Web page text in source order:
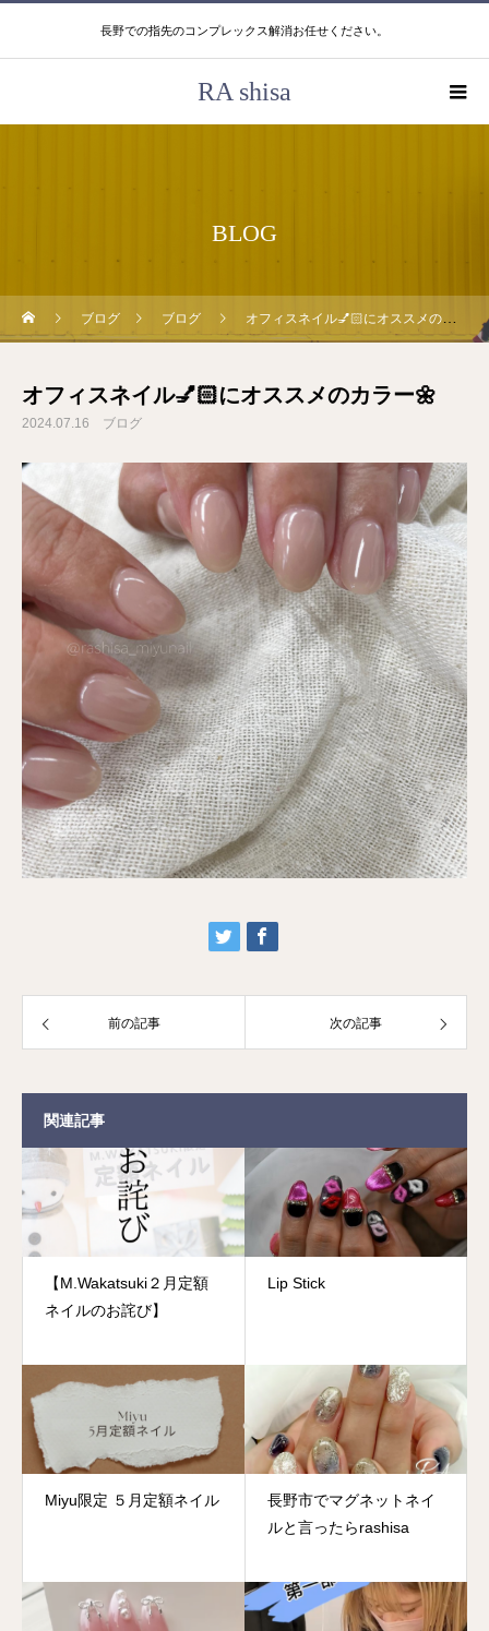
長野での指先のコンプレックス解消お任せください。
RA shisa
BLOG
ブログ ブログ オフィスネイル💅🏻にオススメのカラー🌼
オフィスネイル💅🏻にオススメのカラー🌼
2024.07.16 ブログ
前の記事 次の記事
関連記事
【M.Wakatsuki２月定額
ネイルのお詫び】
Lip Stick
Miyu限定 ５月定額ネイル
長野市でマグネットネイ
ルと言ったらrashisa